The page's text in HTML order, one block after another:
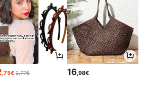
,75€ 2,77€ 16,98€